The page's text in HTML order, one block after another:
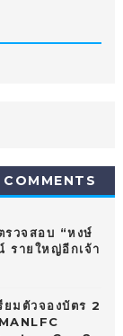
COMMENTS
รวจสอบ “หงษ์
รายใหญ่อีกเจ้า
ยมตัวจองบัตร 2